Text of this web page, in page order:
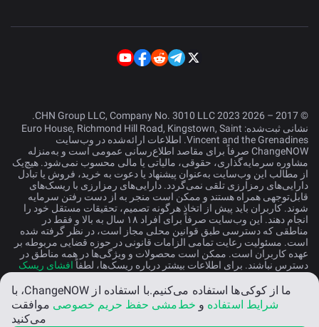
© 2017 – 2026 CHN Group LLC, Company No. 3010 LLC 2023.
نشانی ثبت‌شده: Euro House, Richmond Hill Road, Kingstown, Saint
Vincent and the Grenadines. اطلاعات ارائه‌شده در وب‌سایت
ChangeNOW صرفاً برای مقاصد اطلاع‌رسانی عمومی است و به‌منزله
مشاوره سرمایه‌گذاری، حقوقی، مالیاتی یا مالی محسوب نمی‌شود. هیچ‌یک
از مطالب این وب‌سایت به‌عنوان پیشنهاد یا دعوت به خرید، فروش یا تبادل
دارایی‌های رمزارزی تلقی نمی‌گردد. دارایی‌های رمزارزی با ریسک‌های
قابل‌توجهی همراه هستند و ممکن است منجر به از دست رفتن سرمایه
شوند. کاربران باید پیش از اتخاذ هرگونه تصمیم، تحقیقات مستقل خود را
انجام دهند. این وب‌سایت صرفاً برای افراد ۱۸ سال به بالا و فقط در
مناطقی که دسترسی طبق قوانین محلی مجاز است، در نظر گرفته شده
است. مسئولیت رعایت تمامی الزامات قانونی در حوزه قضایی مربوطه بر
عهده کاربران است. ممکن است محصولات و ویژگی‌ها در همه مناطق در
دسترس نباشند. برای اطلاعات بیشتر درباره ریسک‌ها، لطفاً افشای ریسک
فارسی
ما از کوکی‌ها استفاده می‌کنیم.با استفاده از ChangeNOW، با
شرایط استفاده و خط‌مشی حفظ حریم خصوصی موافقت
می‌کنید